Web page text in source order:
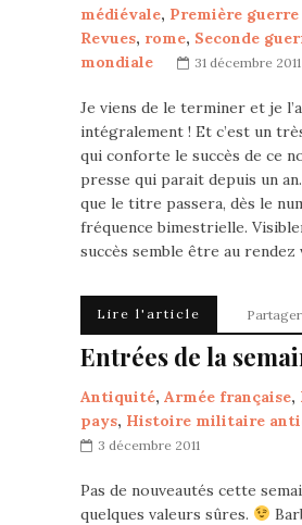
médiévale, Première
Revues, rome, Seconde
mondiale
31 décembre 2011
Je viens de le terminer et je
intégralement ! Et c’est un
qui conforte le succès de ce
presse qui parait depuis un
que le titre passera, dès le
fréquence bimestrielle.
succès semble être au rendez
Lire l'article Partager
Entrées de la
Antiquité, Armée française,
pays, Histoire militaire
3 décembre 2011
Pas de nouveautés cette
quelques valeurs sûres.